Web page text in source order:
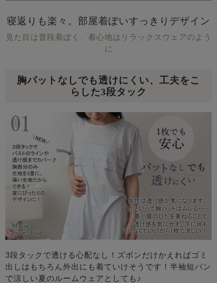
寝返りも楽々。部屋着ぽいすっきりデザイン
見た目は普段着ぽく、着心地はリラックスウェアのよう
に
胸パットなしでも透けにくい、工夫をこ
らした3段タック
3段タックで透ける心配なし！ズボンだけかえればゴミ
出しはもちろん外出にも着ていけそうです！半袖短パン
で涼しい夏のルームウェアとしても♪